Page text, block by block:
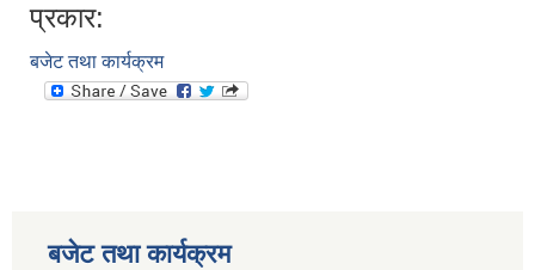
प्रकार:
बजेट तथा कार्यक्रम
बजेट तथा कार्यक्रम